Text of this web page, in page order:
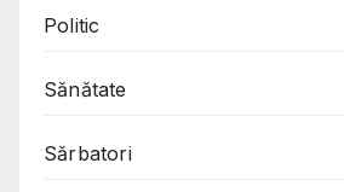
Politic
Sănătate
Sărbatori